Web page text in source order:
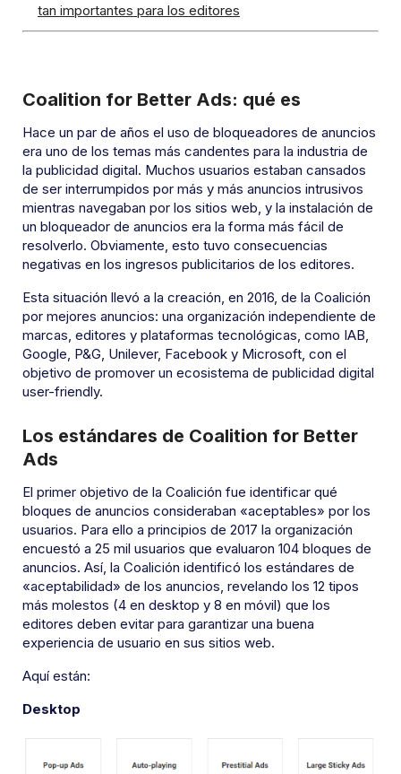
tan importantes para los editores
Coalition for Better Ads: qué es
Hace un par de años el uso de bloqueadores de anuncios
era uno de los temas más candentes para la industria de
la publicidad digital. Muchos usuarios estaban cansados ​​
de ser interrumpidos por más y más anuncios intrusivos
mientras navegaban por los sitios web, y la instalación de
un bloqueador de anuncios era la forma más fácil de
resolverlo. Obviamente, esto tuvo consecuencias
negativas en los ingresos publicitarios de los editores.
Esta situación llevó a la creación, en 2016, de la Coalición
por mejores anuncios: una organización independiente de
marcas, editores y plataformas tecnológicas, como IAB,
Google, P&G, Unilever, Facebook y Microsoft, con el
objetivo de promover un ecosistema de publicidad digital
user-friendly.
Los estándares de Coalition for Better
Ads
El primer objetivo de la Coalición fue identificar qué
bloques de anuncios consideraban «aceptables» por los
usuarios. Para ello a principios de 2017 la organización
encuestó a 25 mil usuarios que evaluaron 104 bloques de
anuncios. Así, la Coalición identificó los estándares de
«aceptabilidad» de los anuncios, revelando los 12 tipos
más molestos (4 en desktop y 8 en móvil) que los
editores deben evitar para garantizar una buena
experiencia de usuario en sus sitios web.
Aquí están:
Desktop